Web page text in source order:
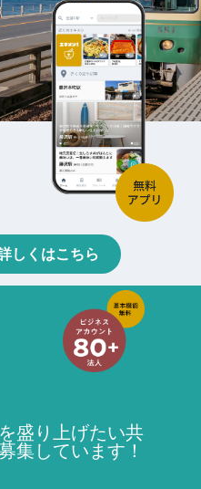
しくはこちら
盛り上げたい共
集しています！